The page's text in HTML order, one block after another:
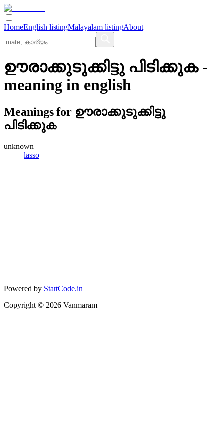
HomeEnglish listingMalayalam listingAbout
ഊരാക്കുടുക്കിട്ടു പിടിക്കുക-
meaning in english
Meanings for ഊരാക്കുടുക്കിട്ടു
പിടിക്കുക
unknown
lasso
Powered by StartCode.in
Copyright © 2026 Vanmaram